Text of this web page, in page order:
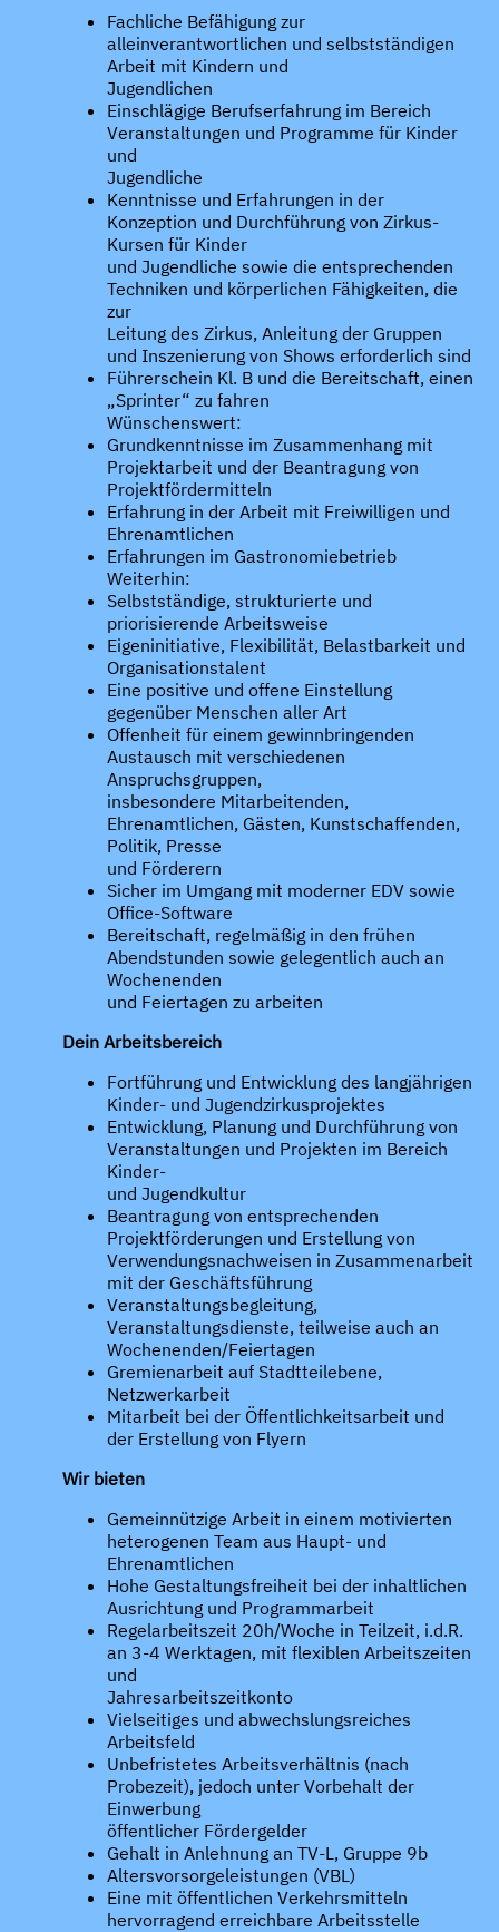
Fachliche Befähigung zur
alleinverantwortlichen und selbstständigen
Arbeit mit Kindern und
Jugendlichen
Einschlägige Berufserfahrung im Bereich
Veranstaltungen und Programme für Kinder
und
Jugendliche
Kenntnisse und Erfahrungen in der
Konzeption und Durchführung von Zirkus-
Kursen für Kinder
und Jugendliche sowie die entsprechenden
Techniken und körperlichen Fähigkeiten, die
zur
Leitung des Zirkus, Anleitung der Gruppen
und Inszenierung von Shows erforderlich sind
Führerschein Kl. B und die Bereitschaft, einen
„Sprinter“ zu fahren
Wünschenswert:
Grundkenntnisse im Zusammenhang mit
Projektarbeit und der Beantragung von
Projektfördermitteln
Erfahrung in der Arbeit mit Freiwilligen und
Ehrenamtlichen
Erfahrungen im Gastronomiebetrieb
Weiterhin:
Selbstständige, strukturierte und
priorisierende Arbeitsweise
Eigeninitiative, Flexibilität, Belastbarkeit und
Organisationstalent
Eine positive und offene Einstellung
gegenüber Menschen aller Art
Offenheit für einem gewinnbringenden
Austausch mit verschiedenen
Anspruchsgruppen,
insbesondere Mitarbeitenden,
Ehrenamtlichen, Gästen, Kunstschaffenden,
Politik, Presse
und Förderern
Sicher im Umgang mit moderner EDV sowie
Office-Software
Bereitschaft, regelmäßig in den frühen
Abendstunden sowie gelegentlich auch an
Wochenenden
und Feiertagen zu arbeiten
Dein Arbeitsbereich
Fortführung und Entwicklung des langjährigen
Kinder- und Jugendzirkusprojektes
Entwicklung, Planung und Durchführung von
Veranstaltungen und Projekten im Bereich
Kinder-
und Jugendkultur
Beantragung von entsprechenden
Projektförderungen und Erstellung von
Verwendungsnachweisen in Zusammenarbeit
mit der Geschäftsführung
Veranstaltungsbegleitung,
Veranstaltungsdienste, teilweise auch an
Wochenenden/Feiertagen
Gremienarbeit auf Stadtteilebene,
Netzwerkarbeit
Mitarbeit bei der Öffentlichkeitsarbeit und
der Erstellung von Flyern
Wir bieten
Gemeinnützige Arbeit in einem motivierten
heterogenen Team aus Haupt- und
Ehrenamtlichen
Hohe Gestaltungsfreiheit bei der inhaltlichen
Ausrichtung und Programmarbeit
Regelarbeitszeit 20h/Woche in Teilzeit, i.d.R.
an 3-4 Werktagen, mit flexiblen Arbeitszeiten
und
Jahresarbeitszeitkonto
Vielseitiges und abwechslungsreiches
Arbeitsfeld
Unbefristetes Arbeitsverhältnis (nach
Probezeit), jedoch unter Vorbehalt der
Einwerbung
öffentlicher Fördergelder
Gehalt in Anlehnung an TV-L, Gruppe 9b
Altersvorsorgeleistungen (VBL)
Eine mit öffentlichen Verkehrsmitteln
hervorragend erreichbare Arbeitsstelle